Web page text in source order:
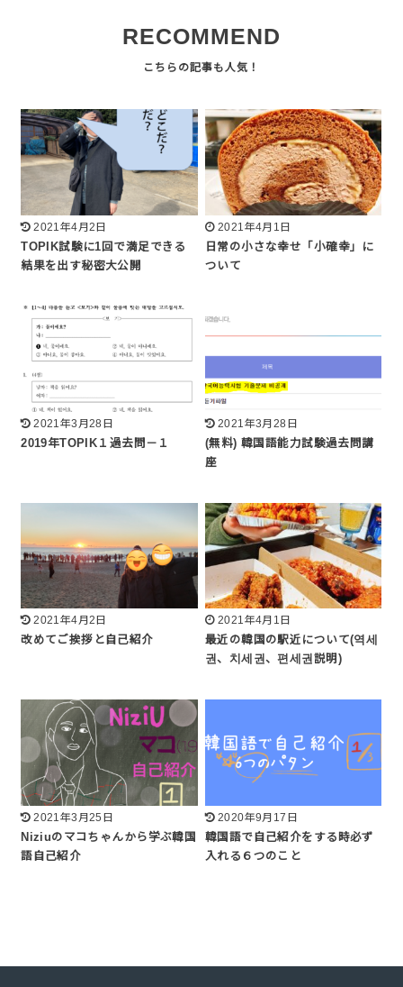
RECOMMEND
2021年4月2日
TOPIK試験に1回で満足できる
結果を出す秘密大公開
2021年4月1日
日常の小さな幸せ「小確幸」に
ついて
2021年3月28日
2019年TOPIK１過去問－１
2021年3月28日
(無料) 韓国語能力試験過去問講
座
2021年4月2日
改めてご挨拶と自己紹介
2021年4月1日
最近の韓国の駅近について(역세
권、치세권、편세권説明)
2021年3月25日
Niziuのマコちゃんから学ぶ韓国
語自己紹介
2020年9月17日
韓国語で自己紹介をする時必ず
入れる６つのこと